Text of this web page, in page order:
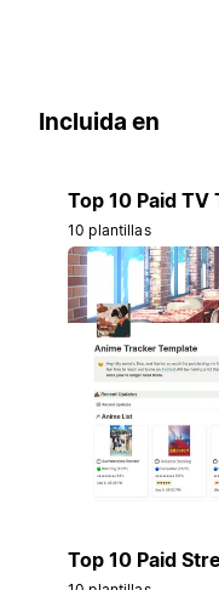
Incluida en
Top 10 Paid TV
10 plantillas
Top 10 Paid